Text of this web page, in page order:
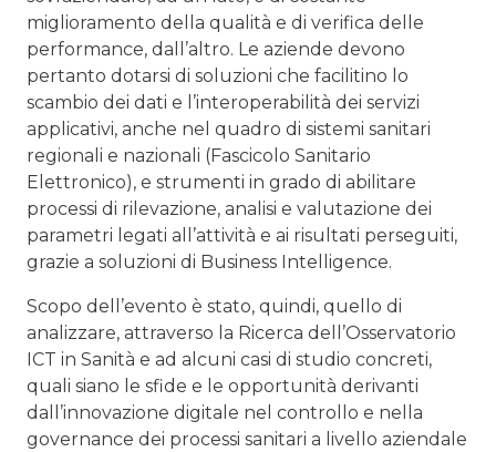
miglioramento della qualità e di verifica delle
performance, dall’altro. Le aziende devono
pertanto dotarsi di soluzioni che facilitino lo
scambio dei dati e l’interoperabilità dei servizi
applicativi, anche nel quadro di sistemi sanitari
regionali e nazionali (Fascicolo Sanitario
Elettronico), e strumenti in grado di abilitare
processi di rilevazione, analisi e valutazione dei
parametri legati all’attività e ai risultati perseguiti,
grazie a soluzioni di Business Intelligence.
Scopo dell’evento è stato, quindi, quello di
analizzare, attraverso la Ricerca dell’Osservatorio
ICT in Sanità e ad alcuni casi di studio concreti,
quali siano le sfide e le opportunità derivanti
dall’innovazione digitale nel controllo e nella
governance dei processi sanitari a livello aziendale